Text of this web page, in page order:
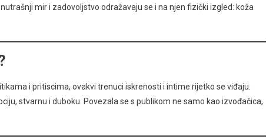
mir i zadovoljstvo odražavaju se i na njen fizički izgled: koža
i pritiscima, ovakvi trenuci iskrenosti i intime rijetko se viđaju.
stvarnu i duboku. Povezala se s publikom ne samo kao izvođačica,